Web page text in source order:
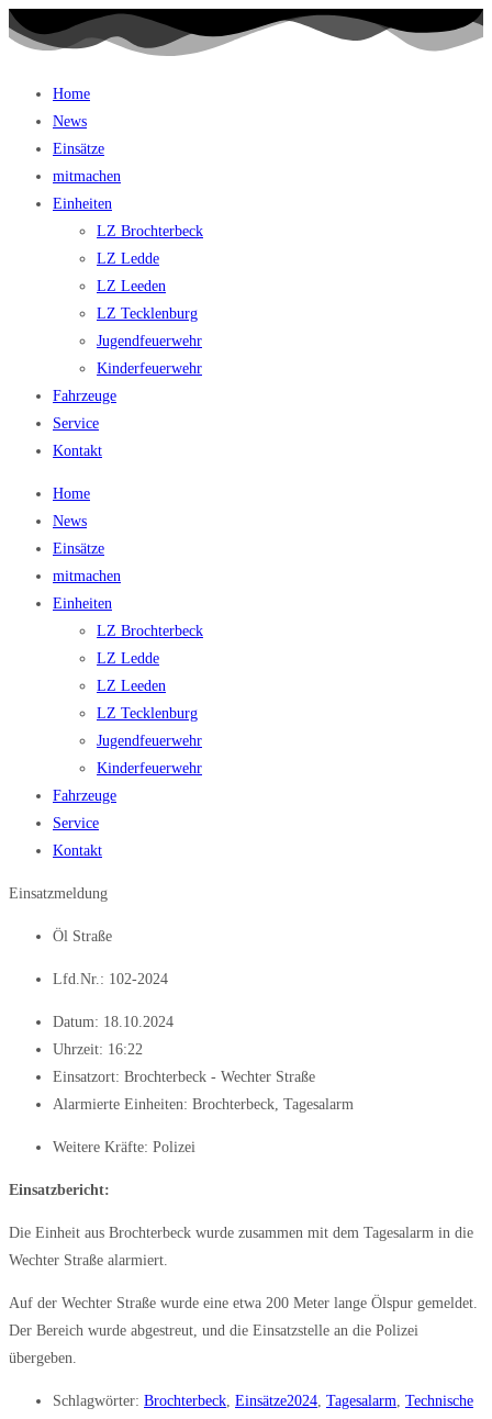
Home
News
Einsätze
mitmachen
Einheiten
LZ Brochterbeck
LZ Ledde
LZ Leeden
LZ Tecklenburg
Jugendfeuerwehr
Kinderfeuerwehr
Fahrzeuge
Service
Kontakt
Home
News
Einsätze
mitmachen
Einheiten
LZ Brochterbeck
LZ Ledde
LZ Leeden
LZ Tecklenburg
Jugendfeuerwehr
Kinderfeuerwehr
Fahrzeuge
Service
Kontakt
Einsatzmeldung
Öl Straße
Lfd.Nr.: 102-2024
Datum: 18.10.2024
Uhrzeit: 16:22
Einsatzort: Brochterbeck - Wechter Straße
Alarmierte Einheiten: Brochterbeck, Tagesalarm
Weitere Kräfte: Polizei
Einsatzbericht:
Die Einheit aus Brochterbeck wurde zusammen mit dem Tagesalarm in die
Wechter Straße alarmiert.
Auf der Wechter Straße wurde eine etwa 200 Meter lange Ölspur gemeldet.
Der Bereich wurde abgestreut, und die Einsatzstelle an die Polizei
übergeben.
Schlagwörter: Brochterbeck, Einsätze2024, Tagesalarm, Technische